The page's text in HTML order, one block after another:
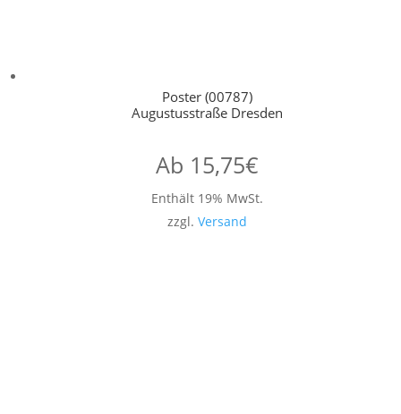
Poster (00787)
Augustusstraße Dresden
Ab 15,75€
Enthält 19% MwSt.
zzgl. Versand